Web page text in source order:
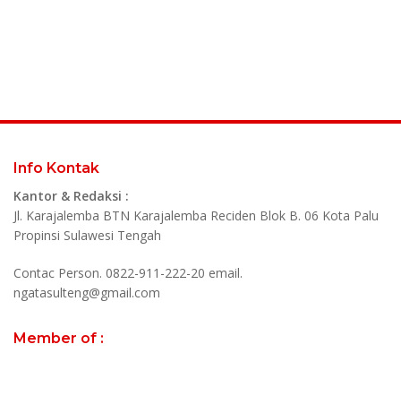
Info Kontak
Kantor & Redaksi :
Jl. Karajalemba BTN Karajalemba Reciden Blok B. 06 Kota Palu
Propinsi Sulawesi Tengah
Contac Person. 0822-911-222-20 email.
ngatasulteng@gmail.com
Member of :